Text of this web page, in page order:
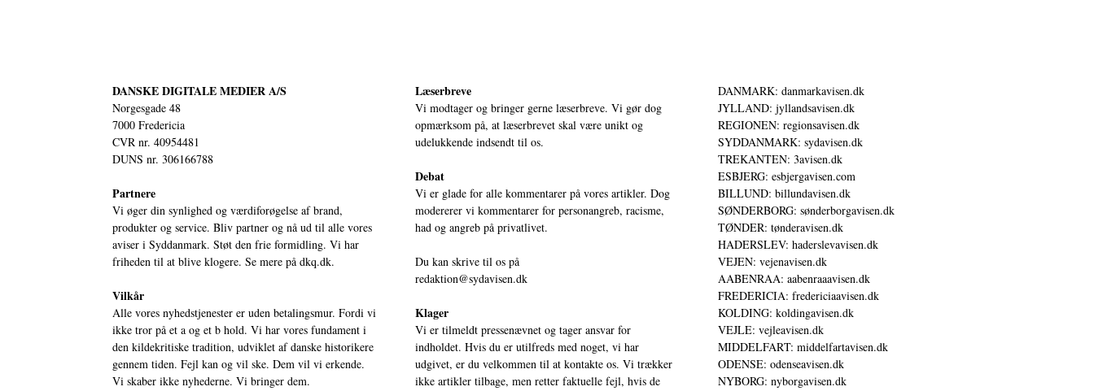
DANSKE DIGITALE MEDIER A/S
Norgesgade 48
7000 Fredericia
CVR nr. 40954481
DUNS nr. 306166788
Partnere
Vi øger din synlighed og værdiforøgelse af brand,
produkter og service. Bliv partner og nå ud til alle vores
aviser i Syddanmark. Støt den frie formidling. Vi har
friheden til at blive klogere. Se mere på dkq.dk.
Vilkår
Alle vores nyhedstjenester er uden betalingsmur. Fordi vi
ikke tror på et a og et b hold. Vi har vores fundament i
den kildekritiske tradition, udviklet af danske historikere
gennem tiden. Fejl kan og vil ske. Dem vil vi erkende.
Vi skaber ikke nyhederne. Vi bringer dem.
Læserbreve
Vi modtager og bringer gerne læserbreve. Vi gør dog
opmærksom på, at læserbrevet skal være unikt og
udelukkende indsendt til os.
Debat
Vi er glade for alle kommentarer på vores artikler. Dog
modererer vi kommentarer for personangreb, racisme,
had og angreb på privatlivet.
Du kan skrive til os på
redaktion@sydavisen.dk
Klager
Vi er tilmeldt pressenævnet og tager ansvar for
indholdet. Hvis du er utilfreds med noget, vi har
udgivet, er du velkommen til at kontakte os. Vi trækker
ikke artikler tilbage, men retter faktuelle fejl, hvis de
DANMARK: danmarkavisen.dk
JYLLAND: jyllandsavisen.dk
REGIONEN: regionsavisen.dk
SYDDANMARK: sydavisen.dk
TREKANTEN: 3avisen.dk
ESBJERG: esbjergavisen.com
BILLUND: billundavisen.dk
SØNDERBORG: sønderborgavisen.dk
TØNDER: tønderavisen.dk
HADERSLEV: haderslevavisen.dk
VEJEN: vejenavisen.dk
AABENRAA: aabenraaavisen.dk
FREDERICIA: fredericiaavisen.dk
KOLDING: koldingavisen.dk
VEJLE: vejleavisen.dk
MIDDELFART: middelfartavisen.dk
ODENSE: odenseavisen.dk
NYBORG: nyborgavisen.dk